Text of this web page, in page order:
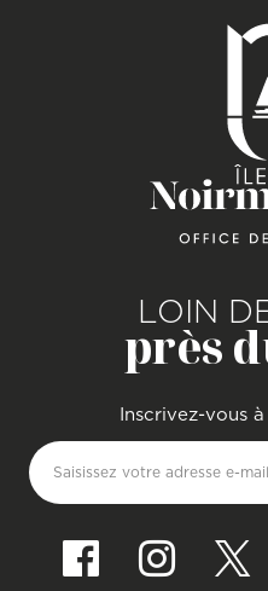
LOIN
près
Inscrivez-vous
Saisissez votre adresse e-mail